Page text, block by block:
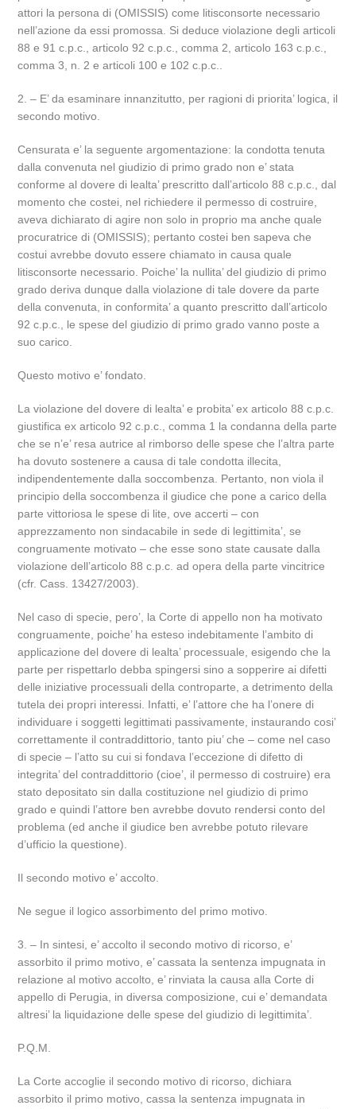
attori la persona di (OMISSIS) come litisconsorte necessario
nell’azione da essi promossa. Si deduce violazione degli articoli
88 e 91 c.p.c., articolo 92 c.p.c., comma 2, articolo 163 c.p.c.,
comma 3, n. 2 e articoli 100 e 102 c.p.c..
2. – E’ da esaminare innanzitutto, per ragioni di priorita’ logica, il
secondo motivo.
Censurata e’ la seguente argomentazione: la condotta tenuta
dalla convenuta nel giudizio di primo grado non e’ stata
conforme al dovere di lealta’ prescritto dall’articolo 88 c.p.c., dal
momento che costei, nel richiedere il permesso di costruire,
aveva dichiarato di agire non solo in proprio ma anche quale
procuratrice di (OMISSIS); pertanto costei ben sapeva che
costui avrebbe dovuto essere chiamato in causa quale
litisconsorte necessario. Poiche’ la nullita’ del giudizio di primo
grado deriva dunque dalla violazione di tale dovere da parte
della convenuta, in conformita’ a quanto prescritto dall’articolo
92 c.p.c., le spese del giudizio di primo grado vanno poste a
suo carico.
Questo motivo e’ fondato.
La violazione del dovere di lealta’ e probita’ ex articolo 88 c.p.c.
giustifica ex articolo 92 c.p.c., comma 1 la condanna della parte
che se n’e’ resa autrice al rimborso delle spese che l’altra parte
ha dovuto sostenere a causa di tale condotta illecita,
indipendentemente dalla soccombenza. Pertanto, non viola il
principio della soccombenza il giudice che pone a carico della
parte vittoriosa le spese di lite, ove accerti – con
apprezzamento non sindacabile in sede di legittimita’, se
congruamente motivato – che esse sono state causate dalla
violazione dell’articolo 88 c.p.c. ad opera della parte vincitrice
(cfr. Cass. 13427/2003).
Nel caso di specie, pero’, la Corte di appello non ha motivato
congruamente, poiche’ ha esteso indebitamente l’ambito di
applicazione del dovere di lealta’ processuale, esigendo che la
parte per rispettarlo debba spingersi sino a sopperire ai difetti
delle iniziative processuali della controparte, a detrimento della
tutela dei propri interessi. Infatti, e’ l’attore che ha l’onere di
individuare i soggetti legittimati passivamente, instaurando cosi’
correttamente il contraddittorio, tanto piu’ che – come nel caso
di specie – l’atto su cui si fondava l’eccezione di difetto di
integrita’ del contraddittorio (cioe’, il permesso di costruire) era
stato depositato sin dalla costituzione nel giudizio di primo
grado e quindi l’attore ben avrebbe dovuto rendersi conto del
problema (ed anche il giudice ben avrebbe potuto rilevare
d’ufficio la questione).
Il secondo motivo e’ accolto.
Ne segue il logico assorbimento del primo motivo.
3. – In sintesi, e’ accolto il secondo motivo di ricorso, e’
assorbito il primo motivo, e’ cassata la sentenza impugnata in
relazione al motivo accolto, e’ rinviata la causa alla Corte di
appello di Perugia, in diversa composizione, cui e’ demandata
altresi’ la liquidazione delle spese del giudizio di legittimita’.
P.Q.M.
La Corte accoglie il secondo motivo di ricorso, dichiara
assorbito il primo motivo, cassa la sentenza impugnata in